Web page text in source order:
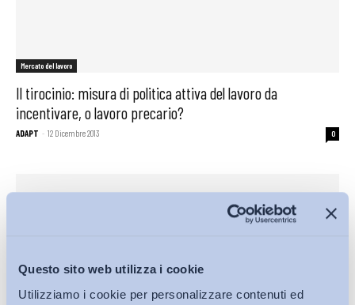
Questo sito web utilizza i cookie
Utilizziamo i cookie per personalizzare contenuti ed
Mercato del lavoro
Il tirocinio: misura di politica attiva del lavoro da
incentivare, o lavoro precario?
ADAPT - 12 Dicembre 2013 0